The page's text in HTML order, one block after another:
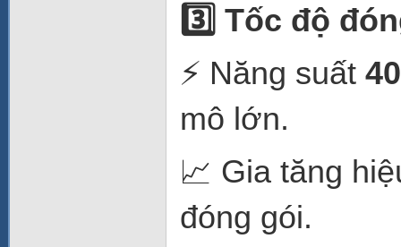
3️ Tốc độ
⚡ Năng suất
mô lớn.
📈 Gia tăng
đóng gói.